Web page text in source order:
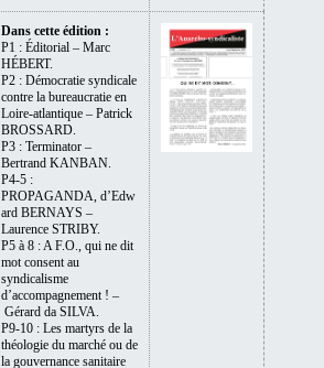
Dans cette édition :
P1 : Éditorial – Marc
HÉBERT.
P2 : Démocratie syndicale
contre la bureaucratie en
Loire-atlantique – Patrick
BROSSARD.
P3 : Terminator –
Bertrand KANBAN.
P4-5 :
PROPAGANDA, d’Edw
ard BERNAYS –
Laurence STRIBY.
P5 à 8 : A F.O., qui ne dit
mot consent au
syndicalisme
d’accompagnement ! –
Gérard da SILVA.
P9-10 : Les martyrs de la
théologie du marché ou de
la gouvernance sanitaire